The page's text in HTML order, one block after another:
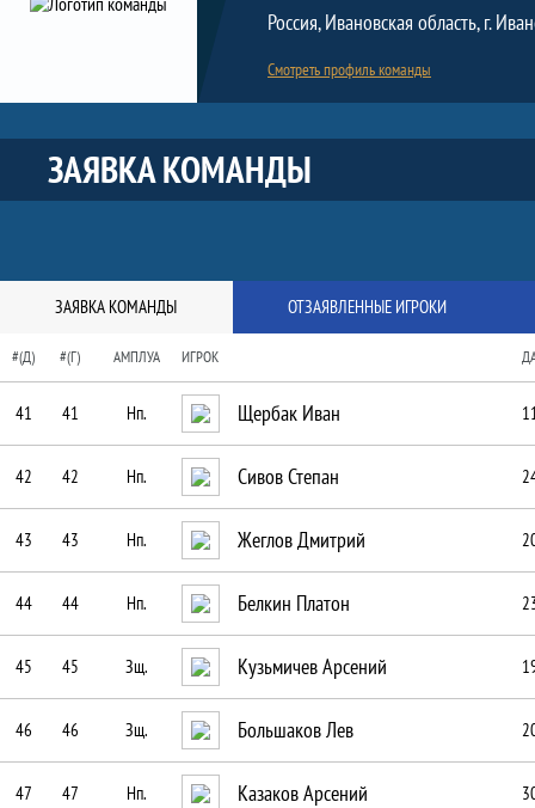
Краткая информация о команде
Россия, Ивановская область, г.
Смотреть профиль команды
ЗАЯВКА КОМАНДЫ
ЗАЯВКА КОМАНДЫ ОТЗАЯВЛЕННЫЕ ИГРОКИ
#(Д) #(Г) АМПЛУА ИГРОК
41 41 Нп. Щербак Иван
42 42 Нп. Сивов Степан
43 43 Нп. Жеглов Дмитрий
44 44 Нп. Белкин Платон
45 45 Зщ. Кузьмичев Арсений
46 46 Зщ. Большаков Лев
47 47 Нп. Казаков Арсений